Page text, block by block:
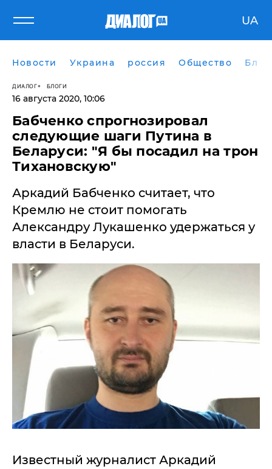
UA
Новости Украина россия Общество
ДИАЛОГ БЛОГИ
16 августа 2020, 10:06
​Бабченко спрогнозировал
следующие шаги Путина в
Беларуси: "Я бы посадил на трон
Тихановскую"
Аркадий Бабченко считает, что
Кремлю не стоит помогать
Александру Лукашенко удержаться у
власти в Беларуси.
Известный журналист Аркадий